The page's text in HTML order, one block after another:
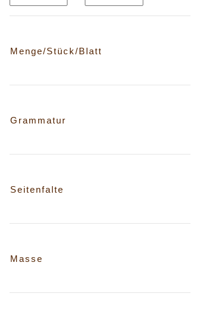
Menge/Stück/Blatt
Grammatur
Seitenfalte
Masse